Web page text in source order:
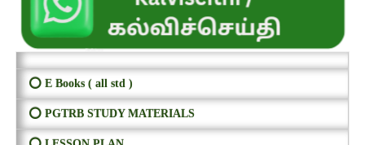
⭕ E Books ( all std )
⭕ PGTRB STUDY MATERIALS